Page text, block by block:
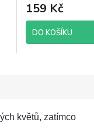
159 Kč
DO KOŠÍKU
květů, zatímco